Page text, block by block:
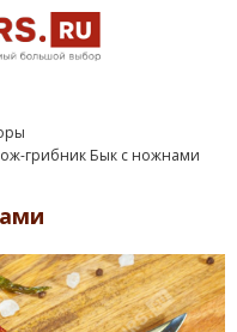
грибник Бык с ножнами